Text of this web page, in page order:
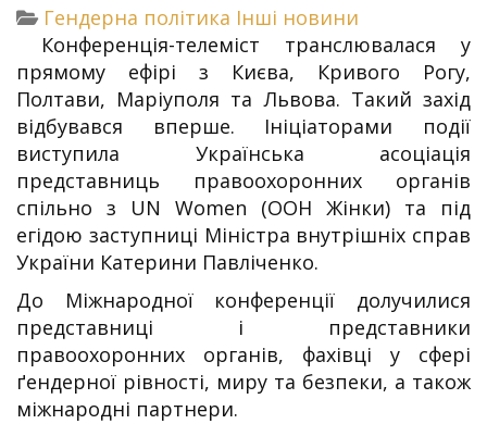
Гендерна політика Інші новини
Конференція-телеміст транслювалася у
прямому ефірі з Києва, Кривого Рогу,
Полтави, Маріуполя та Львова. Такий захід
відбувався вперше. Ініціаторами події
виступила Українська асоціація
представниць правоохоронних органів
спільно з UN Women (ООН Жінки) та під
егідою заступниці Міністра внутрішніх справ
України Катерини Павліченко.
До Міжнародної конференції долучилися
представниці і представники
правоохоронних органів, фахівці у сфері
ґендерної рівності, миру та безпеки, а також
міжнародні партнери.